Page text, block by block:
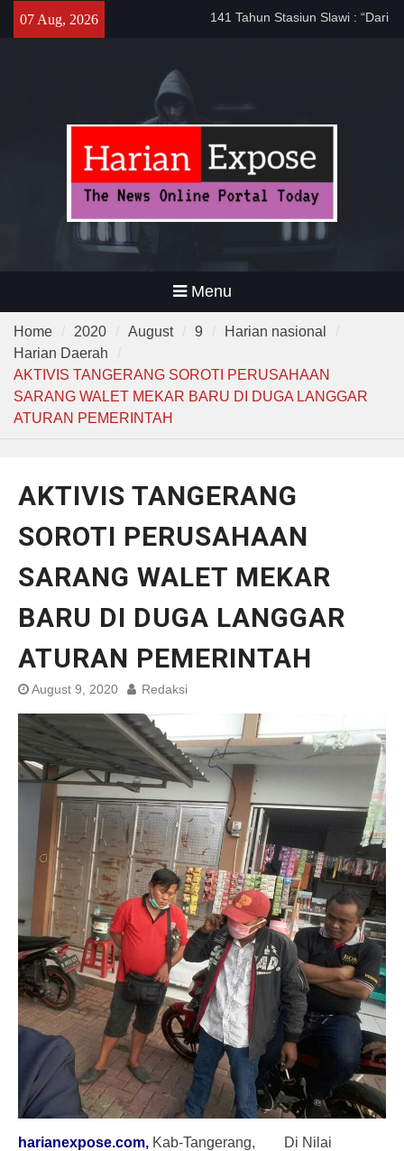
07 Aug, 2026
Sinergi dengan Bank Banten,
Menu
Home 2020 August 9
Harian nasional
Harian Daerah
AKTIVIS TANGERANG SOROTI PERUSAHAAN
SARANG WALET MEKAR BARU DI DUGA LANGGAR
ATURAN PEMERINTAH
AKTIVIS TANGERANG
SOROTI PERUSAHAAN
SARANG WALET MEKAR
BARU DI DUGA LANGGAR
ATURAN PEMERINTAH
August 9, 2020 Redaksi
harianexpose.com, Kab-Tangerang, Di Nilai